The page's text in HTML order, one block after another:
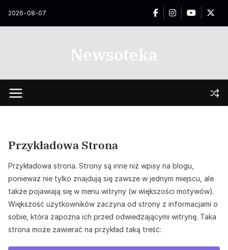
2026-08-07
Newsoteka
Przykładowa Strona
Przykładowa strona. Strony są inne niż wpisy na blogu,
ponieważ nie tylko znajdują się zawsze w jednym miejscu, ale
także pojawiają się w menu witryny (w większości motywów).
Większość użytkowników zaczyna od strony z informacjami o
sobie, która zapozna ich przed odwiedzającymi witrynę. Taka
strona może zawierać na przykład taką treść: